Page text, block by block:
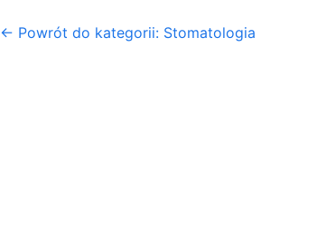
← Powrót do kategorii: Stomatologia